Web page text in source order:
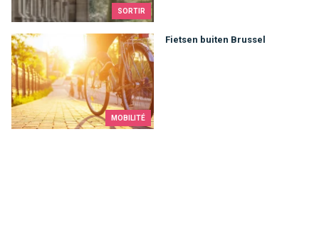
SORTIR
MOBILITÉ
Fietsen buiten Brussel
Fietsen buiten Brussel